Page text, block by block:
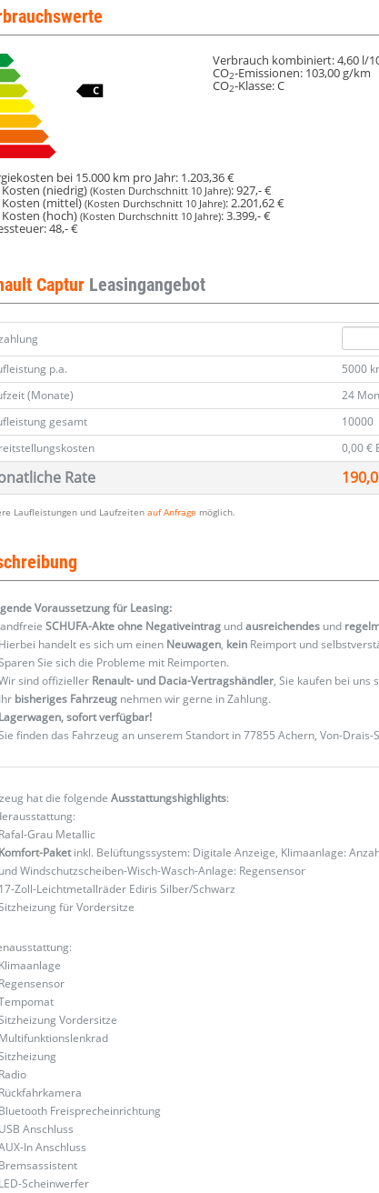
Verbrauch kombiniert:4,60 l/
CO2-Emissionen: 103,00 g/km
CO2-Klasse:C
bei 15.000 km pro Jahr: 1.203,36 €
Kosten (niedrig)(Kosten Durchschnitt 10 Jahre):927,- €
Kosten (mittel)(Kosten Durchschnitt 10 Jahre):2.201,62 €
Kosten (hoch)(Kosten Durchschnitt 10 Jahre):3.399,- €
48,- €
Captur Leasingangebot
p.a.
5000
(Monate)
24
gesamt
10000
0,00 €
Rate
Laufleistungen und Laufzeitenauf Anfrage möglich.
Voraussetzung für Leasing:
SCHUFA-Akte ohne Negativeintrag undausreichendes und
Hierbei handelt es sich um einen Neuwagen, kein Reimport und
Sie sich die Probleme mit Reimporten.
sind offizieller Renault- und Dacia-Vertragshändler, Sie kaufen bei uns
Ihr bisheriges Fahrzeug nehmen wir gerne in Zahlung.
Lagerwagen, sofort verfügbar!
finden das Fahrzeug an unserem Standort in 77855 Achern, Von-Drais-
hat die folgendeAusstattungshighlights:
Rafal-Grau Metallic
Komfort-Paketinkl. Belüftungssystem: Digitale Anzeige, Klimaanlage:
und Windschutzscheiben-Wisch-Wasch-Anlage: Regensensor
17-Zoll-Leichtmetallräder Ediris Silber/Schwarz
für Vordersitze
Klimaanlage
Regensensor
Vordersitze
Multifunktionslenkrad
Radio
Rückfahrkamera
Bluetooth Freisprecheinrichtung
USB Anschluss
In Anschluss
Bremsassistent
LED-Scheinwerfer